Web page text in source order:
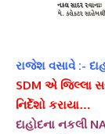
રાજેશ વસાવે :-
SDM એ જિલ્લા
નિર્દેશો કરાયા…
દાહોદના નકલી